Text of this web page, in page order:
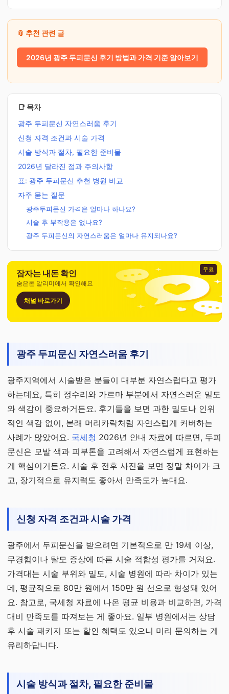
📎 추천 관련 글
2026년 광주 두피문신 후기 방법과 가격 기준 알아보기
📑 목차
광주 두피문신 자연스러움 후기
신청 자격 조건과 시술 가격
시술 방식과 절차, 필요한 준비물
2026년 달라진 점과 주의사항
표: 광주 두피문신 추천 병원 비교
자주 묻는 질문
광주두피문신 가격은 얼마나 하나요?
시술 후 부작용은 없나요?
광주 두피문신의 자연스러움은 얼마나 유지되나요?
무료
잠자는 내돈 확인
숨은돈 알리미에서 확인해요
채널 바로가기
광주 두피문신 자연스러움 후기
광주지역에서 시술받은 분들이 대부분 자연스럽다고 평가
하는데요, 특히 정수리와 가르마 부분에서 자연스러운 밀도
와 색감이 중요하거든요. 후기들을 보면 과한 밀도나 인위
적인 색감 없이, 본래 머리카락처럼 자연스럽게 커버하는
사례가 많았어요. 국세청 2026년 안내 자료에 따르면, 두피
문신은 모발 색과 피부톤을 고려해서 자연스럽게 표현하는
게 핵심이거든요. 시술 후 전후 사진을 보면 정말 차이가 크
고, 장기적으로 유지력도 좋아서 만족도가 높대요.
신청 자격 조건과 시술 가격
광주에서 두피문신을 받으려면 기본적으로 만 19세 이상,
무경험이나 탈모 증상에 따른 시술 적합성 평가를 거쳐요.
가격대는 시술 부위와 밀도, 시술 병원에 따라 차이가 있는
데, 평균적으로 80만 원에서 150만 원 선으로 형성돼 있어
요. 참고로, 국세청 자료에 나온 평균 비용과 비교하면, 가격
대비 만족도를 따져보는 게 좋아요. 일부 병원에서는 상담
후 시술 패키지 또는 할인 혜택도 있으니 미리 문의하는 게
유리하답니다.
시술 방식과 절차, 필요한 준비물